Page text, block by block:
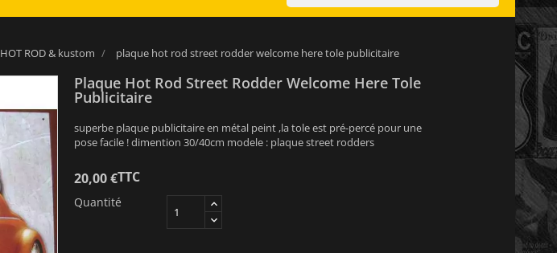
HOT ROD & kustom plaque hot rod street rodder welcome here tole publicitaire
Plaque Hot Rod Street Rodder Welcome Here Tole
Publicitaire
superbe plaque publicitaire en métal peint ,la tole est pré-percé pour une
pose facile ! dimention 30/40cm modele : plaque street rodders
20,00 €TTC
Quantité